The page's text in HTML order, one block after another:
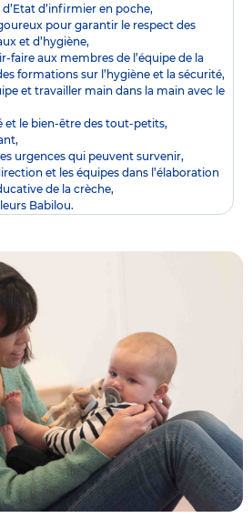
d’infirmier en poche,
pour garantir le respect des
et d’hygiène,
faire aux membres de l’équipe de la
formations sur l’hygiène et la sécurité,
et travailler main dans la main avec le
et le bien-être des tout-petits,
urgences qui peuvent survenir,
et les équipes dans l’élaboration
de la crèche,
Babilou.